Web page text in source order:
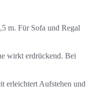
m. Für Sofa und Regal
wirkt erdrückend. Bei
erleichtert Aufstehen und